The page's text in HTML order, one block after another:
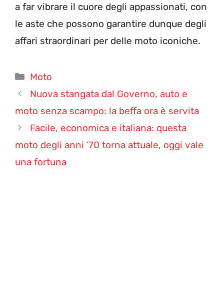
a far vibrare il cuore degli appassionati, con
le aste che possono garantire dunque degli
affari straordinari per delle moto iconiche.
Categorie
Moto
Nuova stangata dal Governo, auto e
moto senza scampo: la beffa ora è servita
Facile, economica e italiana: questa
moto degli anni ’70 torna attuale, oggi vale
una fortuna